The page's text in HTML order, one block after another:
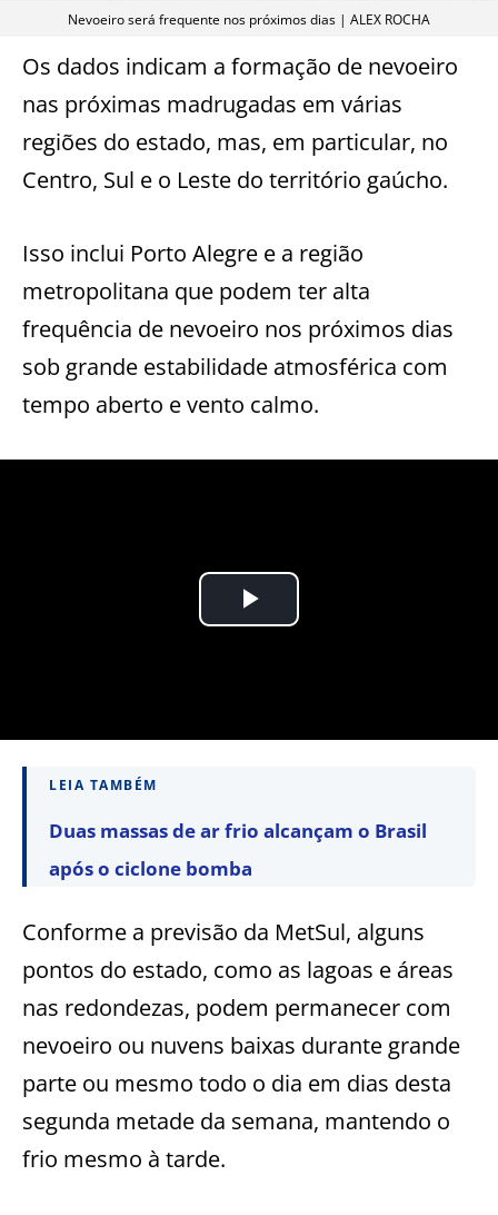
Nevoeiro será frequente nos próximos dias | ALEX ROCHA
Os dados indicam a formação de nevoeiro
nas próximas madrugadas em várias
regiões do estado, mas, em particular, no
Centro, Sul e o Leste do território gaúcho.
Isso inclui Porto Alegre e a região
metropolitana que podem ter alta
frequência de nevoeiro nos próximos dias
sob grande estabilidade atmosférica com
tempo aberto e vento calmo.
LEIA TAMBÉM
Duas massas de ar frio alcançam o Brasil
após o ciclone bomba
Conforme a previsão da MetSul, alguns
pontos do estado, como as lagoas e áreas
nas redondezas, podem permanecer com
nevoeiro ou nuvens baixas durante grande
parte ou mesmo todo o dia em dias desta
segunda metade da semana, mantendo o
frio mesmo à tarde.